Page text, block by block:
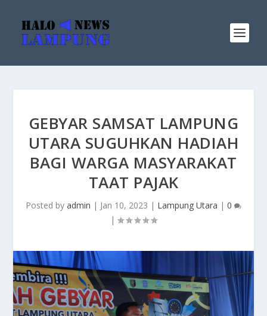
GEBYAR SAMSAT LAMPUNG
UTARA SUGUHKAN HADIAH
BAGI WARGA MASYARAKAT
TAAT PAJAK
Posted by admin | Jan 10, 2023 | Lampung Utara | 0
|